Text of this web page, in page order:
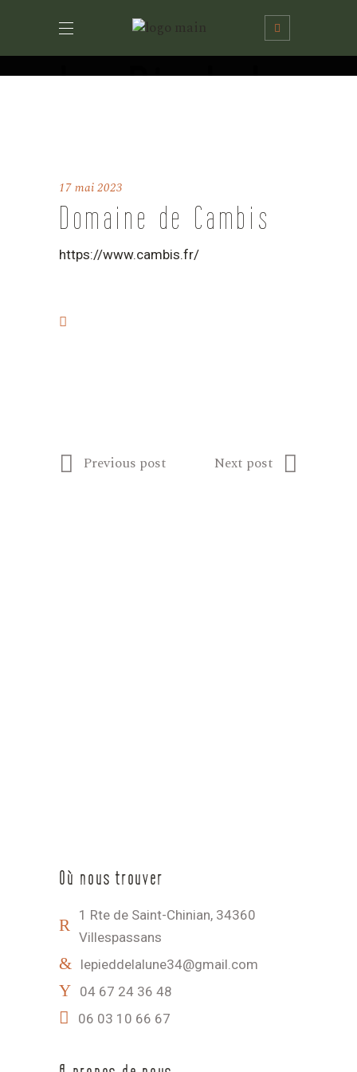
Le Pied de
la Lune
Home Nos partenaires Domaine de Cambis
17 mai 2023
Domaine de Cambis
https://www.cambis.fr/
Previous post Next post
Où nous trouver
1 Rte de Saint-Chinian, 34360
Villespassans
lepieddelalune34@gmail.com
04 67 24 36 48
06 03 10 66 67